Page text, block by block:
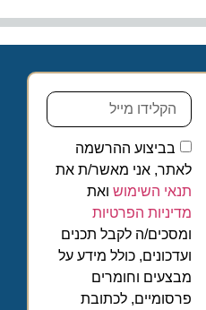
בביצוע ההרשמה
לאתר, אני מאשר/ת את
תנאי השימוש ואת
מדיניות הפרטיות
ומסכים/ה לקבל תכנים
ועדכונים, כולל מידע על
מבצעים וחומרים
פרסומיים, לכתובת